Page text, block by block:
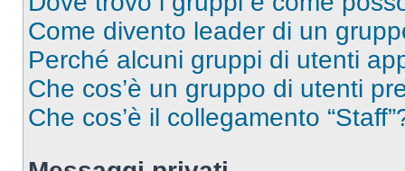
Come divento leader di un
Perché alcuni gruppi di utenti
Che cos’è un gruppo di utenti
Che cos’è il collegamento